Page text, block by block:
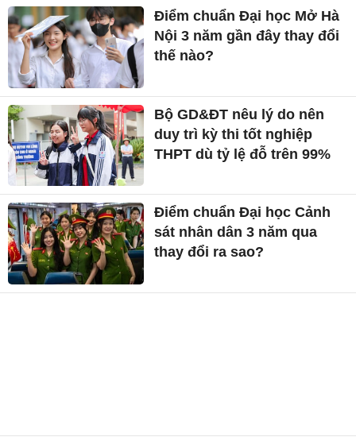
Điểm chuẩn Đại học Mở Hà
Nội 3 năm gần đây thay đổi
thế nào?
Bộ GD&ĐT nêu lý do nên
duy trì kỳ thi tốt nghiệp
THPT dù tỷ lệ đỗ trên 99%
Điểm chuẩn Đại học Cảnh
sát nhân dân 3 năm qua
thay đổi ra sao?